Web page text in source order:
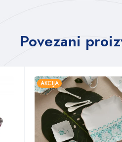
Povezani
AKCIJA